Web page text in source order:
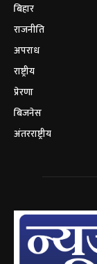
बिहार
राजनीति
अपराध
राष्ट्रीय
प्रेरणा
बिजनेस
अंतरराष्ट्रीय